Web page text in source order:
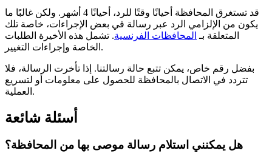
قد تستغرق المحافظة أحيانًا وقتًا للرد، أحيانًا 4 أشهر. ولكن غالبًا ما
يكون من الإلزامي الرد عبر رسالة في بعض الإجراءات، خاصة تلك
المتعلقة بـ المحافظات الفرنسية. تشمل هذه الأخيرة الطلبات
الخاصة وإجراءات التغيير.
بفضل رقم خاص، يمكن تتبع حالة رسالتنا. إذا تأخرت الرسالة، فلا
تتردد في الاتصال بالمحافظة للحصول على معلومات أو لتسريع
العملية.
أسئلة شائعة
هل يمكنني استلام رسالة موصى بها من المحافظة؟